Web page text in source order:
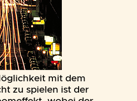
mit dem
zu spielen ist der